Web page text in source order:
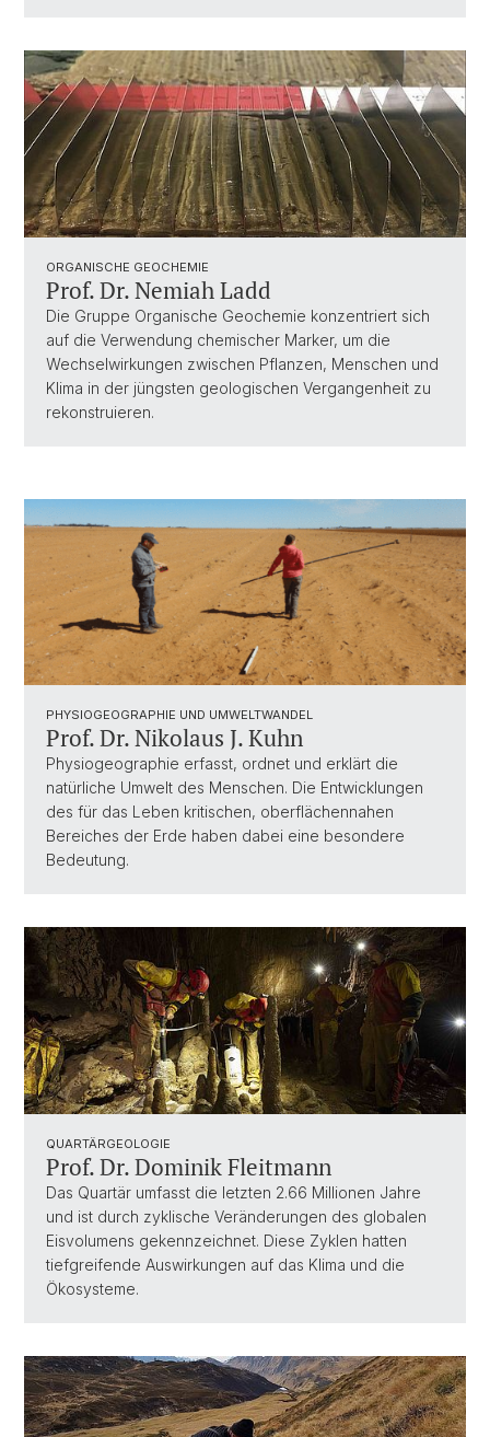
ORGANISCHE GEOCHEMIE
Prof. Dr. Nemiah Ladd
Die Gruppe Organische Geochemie konzentriert sich
auf die Verwendung chemischer Marker, um die
Wechselwirkungen zwischen Pflanzen, Menschen und
Klima in der jüngsten geologischen Vergangenheit zu
rekonstruieren.
PHYSIOGEOGRAPHIE UND UMWELTWANDEL
Prof. Dr. Nikolaus J. Kuhn
Physiogeographie erfasst, ordnet und erklärt die
natürliche Umwelt des Menschen. Die Entwicklungen
des für das Leben kritischen, oberflächennahen
Bereiches der Erde haben dabei eine besondere
Bedeutung.
QUARTÄRGEOLOGIE
Prof. Dr. Dominik Fleitmann
Das Quartär umfasst die letzten 2.66 Millionen Jahre
und ist durch zyklische Veränderungen des globalen
Eisvolumens gekennzeichnet. Diese Zyklen hatten
tiefgreifende Auswirkungen auf das Klima und die
Ökosysteme.